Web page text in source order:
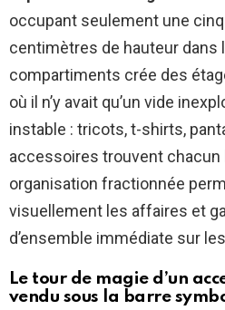
occupant seulement une
centimètres de hauteur dans
compartiments crée des
où il n’y avait qu’un vide
instable : tricots, t-shirts,
accessoires trouvent chacun
organisation fractionnée
visuellement les affaires et
d’ensemble immédiate sur
Le tour de magie d’un
vendu sous la barre